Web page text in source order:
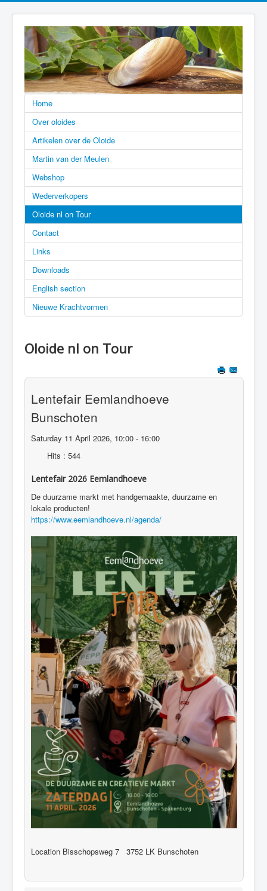
Home
Over oloides
Artikelen over de Oloide
Martin van der Meulen
Webshop
Wederverkopers
Oloide nl on Tour
Contact
Links
Downloads
English section
Nieuwe Krachtvormen
Oloide nl on Tour
Lentefair Eemlandhoeve
Bunschoten
Saturday 11 April 2026, 10:00 - 16:00
Hits : 544
Lentefair 2026 Eemlandhoeve
De duurzame markt met handgemaakte, duurzame en
lokale producten!
https://www.eemlandhoeve.nl/agenda/
Location Bisschopsweg 7 3752 LK Bunschoten